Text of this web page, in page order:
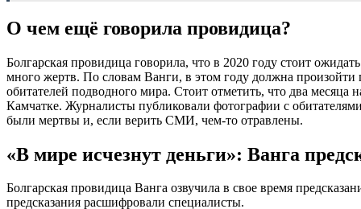
О чем ещё говорила провидица?
Болгарская провидица говорила, что в 2020 году стоит
много жертв. По словам Ванги, в этом году должна
обитателей подводного мира. Стоит отметить, что два месяца
Камчатке. Журналисты публиковали фотографии с
были мертвы и, если верить СМИ, чем-то отравлены.
«В мире исчезнут деньги»: Ванга
Болгарская провидица Ванга озвучила в свое время
предсказания расшифровали специалисты.